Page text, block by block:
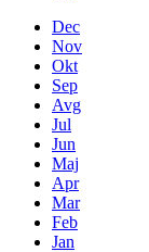
Dec
Nov
Okt
Sep
Avg
Jul
Jun
Maj
Apr
Mar
Feb
Jan